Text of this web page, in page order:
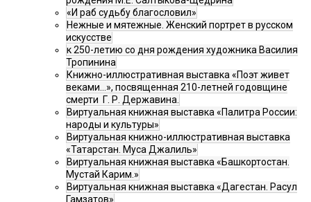
«И раб судьбу благословил»
Нежные и мятежные. Женский портрет в русском
искусстве
к 250-летию со дня рождения художника Василия
Тропинина
Книжно-иллюстративная выставка «Поэт живет
веками…», посвященная 210-летней годовщине
смерти Г. Р. Державина.
Виртуальная книжная выставка «Палитра России:
народы и культуры»
Виртуальная книжно-иллюстративная выставка
«Татарстан. Муса Джалиль»
Виртуальная книжная выставка «Башкортостан.
Мустай Карим.»
Виртуальная книжная выставка «Дагестан. Расул
Гамзатов»